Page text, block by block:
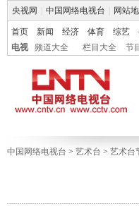
央视网 中国网络电视台 网站
首页 新闻 经济 体育 综艺
电视
频道大全 栏目大全 节
中国网络电视台 > 艺术台 > 艺术台